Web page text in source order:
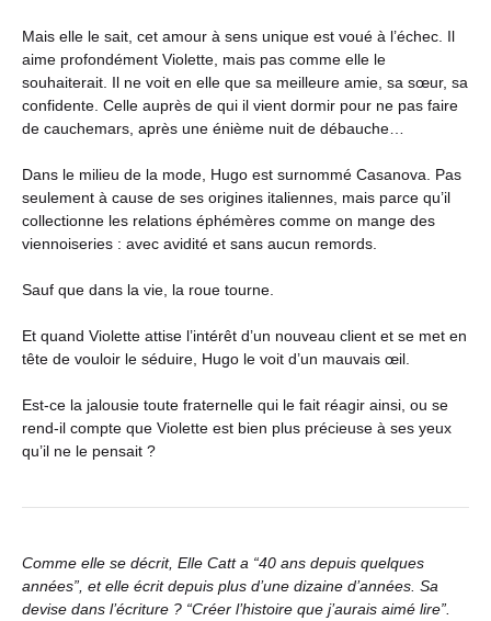
Mais elle le sait, cet amour à sens unique est voué à l’échec. Il
aime profondément Violette, mais pas comme elle le
souhaiterait. Il ne voit en elle que sa meilleure amie, sa sœur, sa
confidente. Celle auprès de qui il vient dormir pour ne pas faire
de cauchemars, après une énième nuit de débauche…
Dans le milieu de la mode, Hugo est surnommé Casanova. Pas
seulement à cause de ses origines italiennes, mais parce qu’il
collectionne les relations éphémères comme on mange des
viennoiseries : avec avidité et sans aucun remords.
Sauf que dans la vie, la roue tourne.
Et quand Violette attise l’intérêt d’un nouveau client et se met en
tête de vouloir le séduire, Hugo le voit d’un mauvais œil.
Est-ce la jalousie toute fraternelle qui le fait réagir ainsi, ou se
rend-il compte que Violette est bien plus précieuse à ses yeux
qu’il ne le pensait ?
Comme elle se décrit, Elle Catt a “40 ans depuis quelques
années”, et elle écrit depuis plus d’une dizaine d’années. Sa
devise dans l’écriture ? “Créer l’histoire que j’aurais aimé lire”.